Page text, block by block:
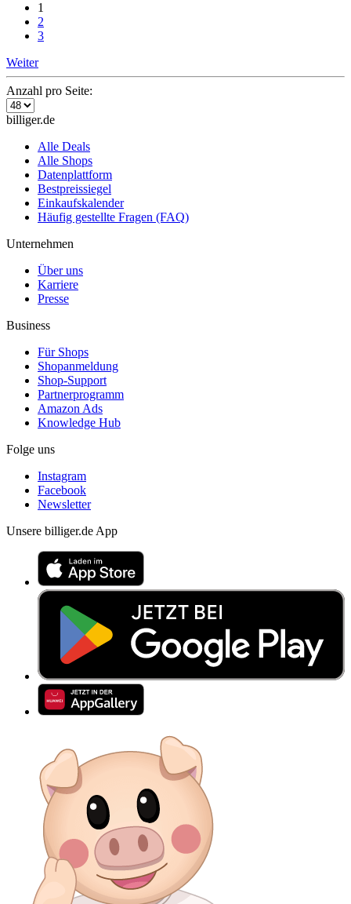
1
2
3
Weiter
Anzahl pro Seite:
billiger.de
Alle Deals
Alle Shops
Datenplattform
Bestpreissiegel
Einkaufskalender
Häufig gestellte Fragen (FAQ)
Unternehmen
Über uns
Karriere
Presse
Business
Für Shops
Shopanmeldung
Shop-Support
Partnerprogramm
Amazon Ads
Knowledge Hub
Folge uns
Instagram
Facebook
Newsletter
Unsere billiger.de App